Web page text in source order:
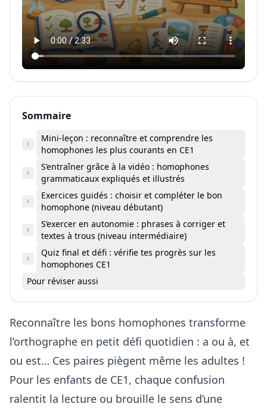
Sommaire
Mini-leçon : reconnaître et comprendre les
homophones les plus courants en CE1
S’entraîner grâce à la vidéo : homophones
grammaticaux expliqués et illustrés
Exercices guidés : choisir et compléter le bon
homophone (niveau débutant)
S’exercer en autonomie : phrases à corriger et
textes à trous (niveau intermédiaire)
Quiz final et défi : vérifie tes progrès sur les
homophones CE1
Pour réviser aussi
Reconnaître les bons homophones transforme
l’orthographe en petit défi quotidien : a ou à, et
ou est… Ces paires piègent même les adultes !
Pour les enfants de CE1, chaque confusion
ralentit la lecture ou brouille le sens d’une